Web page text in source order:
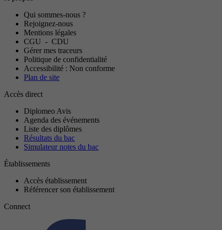
Qui sommes-nous ?
Rejoignez-nous
Mentions légales
CGU - CDU
Gérer mes traceurs
Politique de confidentialité
Accessibilité : Non conforme
Plan de site
Accès direct
Diplomeo Avis
Agenda des événements
Liste des diplômes
Résultats du bac
Simulateur notes du bac
Établissements
Accès établissement
Référencer son établissement
Connect